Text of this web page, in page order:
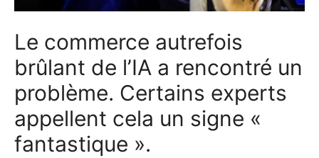
Le commerce autrefois
brûlant de l’IA a rencontré un
problème. Certains experts
appellent cela un signe «
fantastique ».